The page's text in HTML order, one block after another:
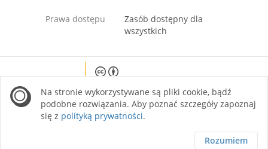
Prawa dostępu
Zasób dostępny dla
wszystkich
site is licensed under a Creative Commons
Attribution 4.0 International license.
Na stronie wykorzystywane są pliki cookie, bądź
podobne rozwiązania. Aby poznać szczegóły zapoznaj
się z polityką prywatności.
Rozumiem